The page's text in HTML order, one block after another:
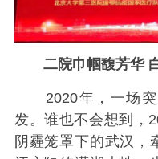
二院巾帼馥芳华
2020年，一场突
发。谁也不会想到，
阴霾笼罩下的武汉，